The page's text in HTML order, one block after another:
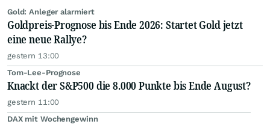
Gold: Anleger alarmiert
Goldpreis-Prognose bis Ende 2026: Startet Gold jetzt
eine neue Rallye?
gestern 13:00
Tom-Lee-Prognose
Knackt der S&P500 die 8.000 Punkte bis Ende August?
gestern 11:00
DAX mit Wochengewinn